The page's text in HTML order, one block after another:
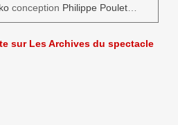
conception Philippe Poulet…
sur Les Archives du spectacle